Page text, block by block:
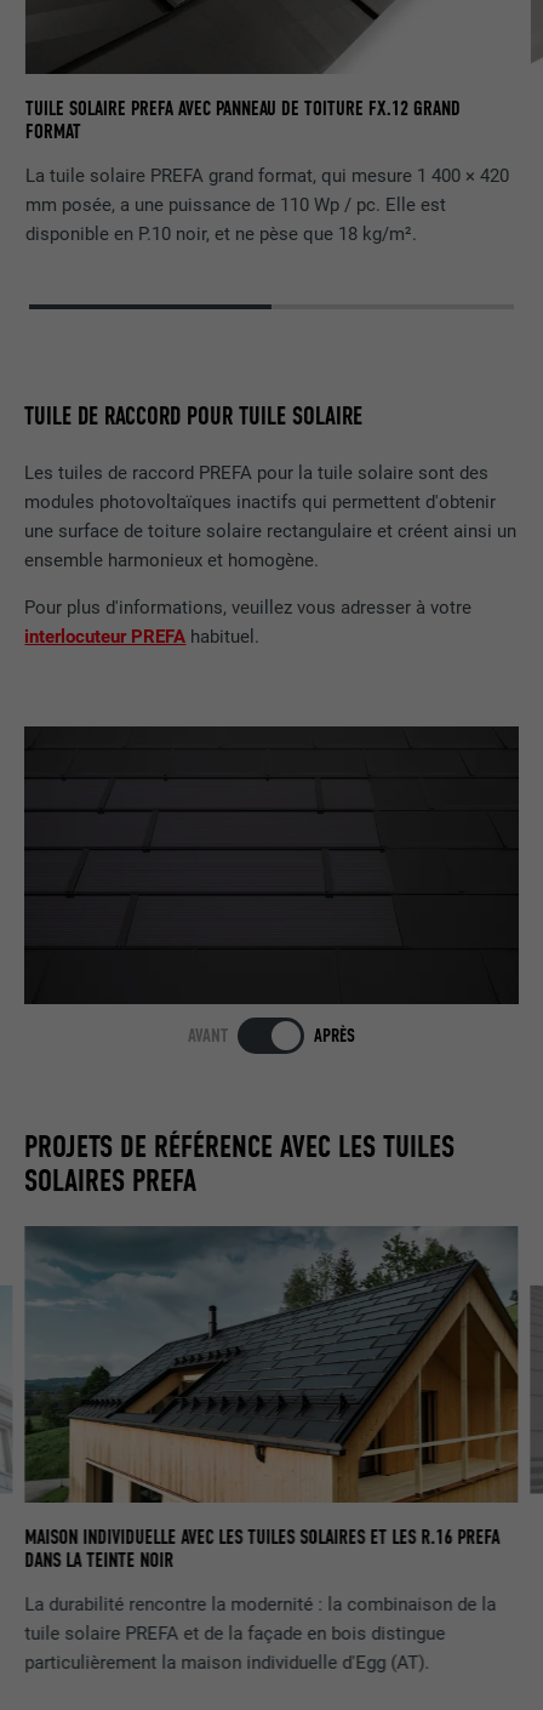
TUILE SOLAIRE PREFA AVEC PANNEAU DE TOITURE FX.12 GRAND
FORMAT
La tuile solaire PREFA grand format, qui mesure 1 400 × 420
mm posée, a une puissance de 110 Wp / pc. Elle est
disponible en P.10 noir, et ne pèse que 18 kg/m².
TUILE DE RACCORD POUR TUILE SOLAIRE
Les tuiles de raccord PREFA pour la tuile solaire sont des
modules photovoltaïques inactifs qui permettent d'obtenir
une surface de toiture solaire rectangulaire et créent ainsi un
ensemble harmonieux et homogène.
Pour plus d'informations, veuillez vous adresser à votre
interlocuteur PREFA habituel.
AVANT APRÈS
PROJETS DE RÉFÉRENCE AVEC LES TUILES
SOLAIRES PREFA
MAISON INDIVIDUELLE AVEC LES TUILES SOLAIRES ET LES R.16 PREFA
DANS LA TEINTE NOIR
La durabilité rencontre la modernité : la combinaison de la
tuile solaire PREFA et de la façade en bois distingue
particulièrement la maison individuelle d'Egg (AT).